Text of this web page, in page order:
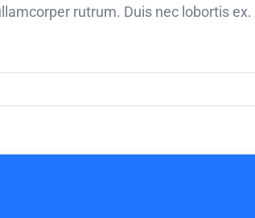
rutrum. Duis nec lobortis ex.